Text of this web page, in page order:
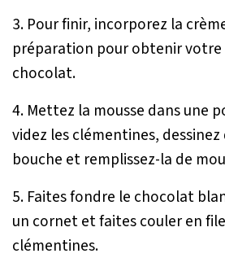
3. Pour finir, incorporez la
préparation pour obtenir votre
chocolat.
4. Mettez la mousse dans une
videz les clémentines, dessinez
bouche et remplissez-la de
5. Faites fondre le chocolat
un cornet et faites couler en
clémentines.